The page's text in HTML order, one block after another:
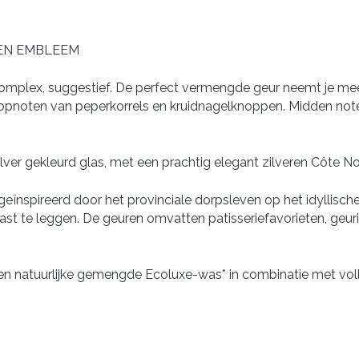
EMBLEEM
suggestief. De perfect vermengde geur neemt je
van peperkorrels en kruidnagelknoppen. Midden
gekleurd glas, met een prachtig elegant zilveren Côte
door het provinciale dorpsleven op het
te leggen. De geuren omvatten patisseriefavorieten,
natuurlijke gemengde Ecoluxe-was* in combinatie met